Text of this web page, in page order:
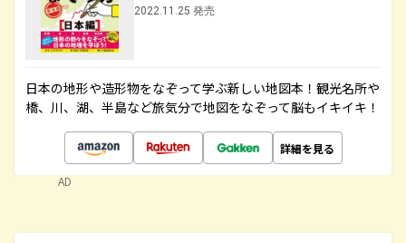
2022.11.25 発売
日本の地形や造形物をなぞって学ぶ新しい地図本！観光名所や
橋、川、湖、半島など旅気分で地図をなぞって脳もイキイキ！
詳細を見る
AD